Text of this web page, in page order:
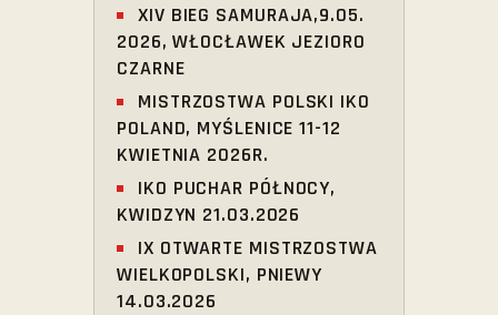
XIV BIEG SAMURAJA,9.05.
2026, WŁOCŁAWEK JEZIORO
CZARNE
MISTRZOSTWA POLSKI IKO
POLAND, MYŚLENICE 11-12
KWIETNIA 2026R.
IKO PUCHAR PÓŁNOCY,
KWIDZYN 21.03.2026
IX OTWARTE MISTRZOSTWA
WIELKOPOLSKI, PNIEWY
14.03.2026